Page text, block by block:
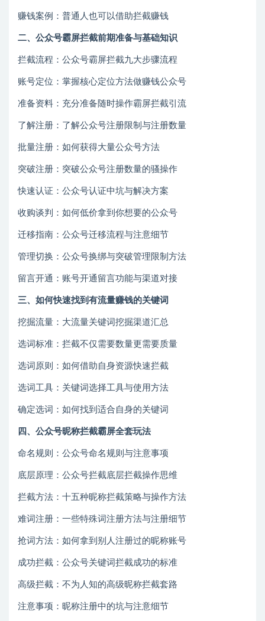
赚钱案例：普通人也可以借助拦截赚钱
二、公众号霸屏拦截前期准备与基础知识
拦截流程：公众号霸屏拦截九大步骤流程
账号定位：掌握核心定位方法做赚钱公众号
准备资料：充分准备随时操作霸屏拦截引流
了解注册：了解公众号注册限制与注册数量
批量注册：如何获得大量公众号方法
突破注册：突破公众号注册数量的骚操作
快速认证：公众号认证中坑与解决方案
收购谈判：如何低价拿到你想要的公众号
迁移指南：公众号迁移流程与注意细节
管理切换：公众号换绑与突破管理限制方法
留言开通：账号开通留言功能与渠道对接
三、如何快速找到有流量赚钱的关键词
挖掘流量：大流量关键词挖掘渠道汇总
选词标准：拦截不仅需要数量更需要质量
选词原则：如何借助自身资源快速拦截
选词工具：关键词选择工具与使用方法
确定选词：如何找到适合自身的关键词
四、公众号昵称拦截霸屏全套玩法
命名规则：公众号命名规则与注意事项
底层原理：公众号拦截底层拦截操作思维
拦截方法：十五种昵称拦截策略与操作方法
难词注册：一些特殊词注册方法与注册细节
抢词方法：如何拿到别人注册过的昵称账号
成功拦截：公众号关键词拦截成功的标准
高级拦截：不为人知的高级昵称拦截套路
注意事项：昵称注册中的坑与注意细节